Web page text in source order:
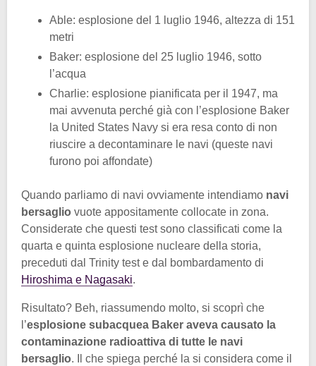
Able: esplosione del 1 luglio 1946, altezza di 151
metri
Baker: esplosione del 25 luglio 1946, sotto
l’acqua
Charlie: esplosione pianificata per il 1947, ma
mai avvenuta perché già con l’esplosione Baker
la United States Navy si era resa conto di non
riuscire a decontaminare le navi (queste navi
furono poi affondate)
Quando parliamo di navi ovviamente intendiamo navi
bersaglio vuote appositamente collocate in zona.
Considerate che questi test sono classificati come la
quarta e quinta esplosione nucleare della storia,
preceduti dal Trinity test e dal bombardamento di
Hiroshima e Nagasaki.
Risultato? Beh, riassumendo molto, si scoprì che
l’esplosione subacquea Baker aveva causato la
contaminazione radioattiva di tutte le navi
bersaglio. Il che spiega perché la si considera come il